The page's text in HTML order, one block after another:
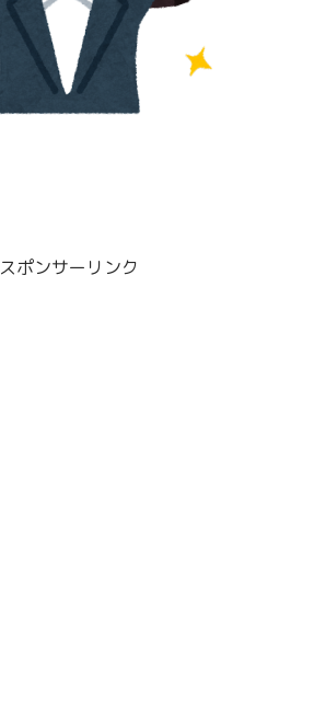
スポンサーリンク